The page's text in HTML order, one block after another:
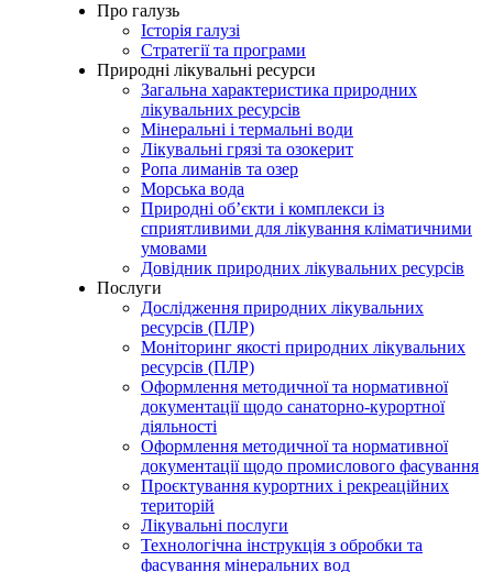
Про галузь
Історія галузі
Стратегії та програми
Природні лікувальні ресурси
Загальна характеристика природних
лікувальних ресурсів
Мінеральні і термальні води
Лікувальні грязі та озокерит
Ропа лиманів та озер
Морська вода
Природні об’єкти і комплекси із
сприятливими для лікування кліматичними
умовами
Довідник природних лікувальних ресурсів
Послуги
Дослідження природних лікувальних
ресурсів (ПЛР)
Моніторинг якості природних лікувальних
ресурсів (ПЛР)
Оформлення методичної та нормативної
документації щодо санаторно-курортної
діяльності
Оформлення методичної та нормативної
документації щодо промислового фасування
Проєктування курортних і рекреаційних
територій
Лікувальні послуги
Технологічна інструкція з обробки та
фасування мінеральних вод